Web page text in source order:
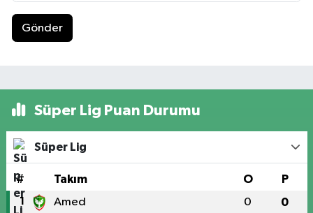
Gönder
Süper Lig Puan Durumu
Süper Lig
# Takım O P
1 Amed 0 0